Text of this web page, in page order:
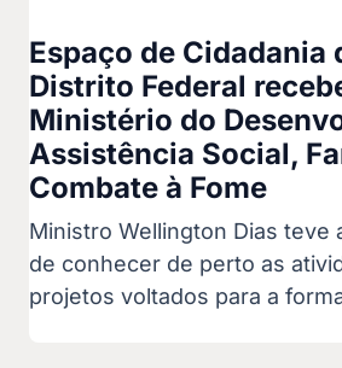
Espaço de Cidadania
Distrito Federal
Ministério do
Assistência Social,
Combate à Fome
Ministro Wellington Dias teve
de conhecer de perto as
projetos voltados para a